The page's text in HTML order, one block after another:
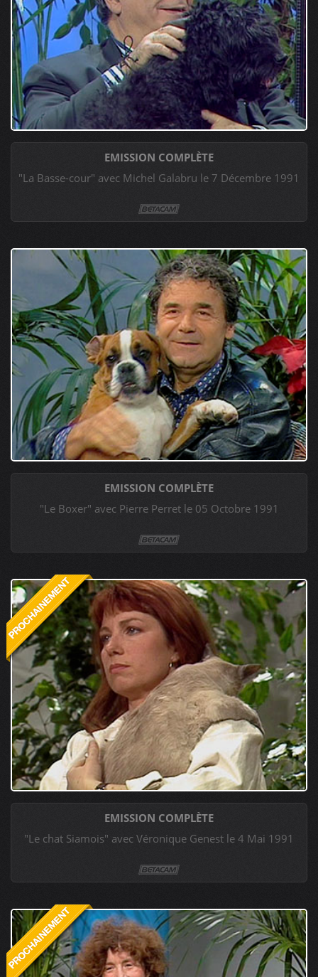
EMISSION COMPLÈTE
"La Basse-cour" avec Michel Galabru le 7 Décembre 1991
EMISSION COMPLÈTE
"Le Boxer" avec Pierre Perret le 05 Octobre 1991
EMISSION COMPLÈTE
"Le chat Siamois" avec Véronique Genest le 4 Mai 1991